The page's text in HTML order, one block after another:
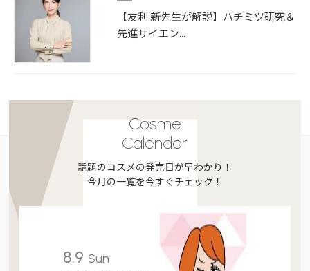
【友利 新先生が解説】ハチミツ研究＆
先進サイエン...
Cosme
Calendar
話題のコスメの発売日が早わかり！
今月の一覧を今すぐチェック！
8.9 Sun